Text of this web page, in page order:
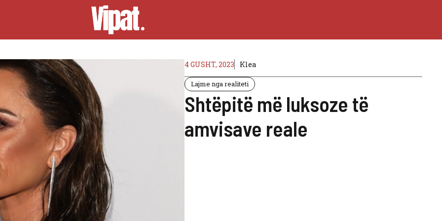
4 GUSHT, 2023 Klea
Lajme nga realiteti
Shtëpitë më luksoze të
amvisave reale